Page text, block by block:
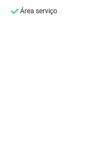
Área serviço